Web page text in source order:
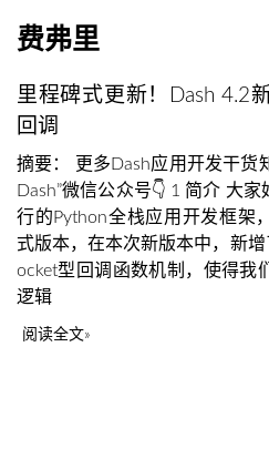
费弗里
里程碑式更新！Dash 4.2
回调
摘要： 更多Dash应用开发干货
Dash”微信公众号👇 1 简介 大
行的Python全栈应用开发框架
式版本，在本次新版本中，新
ocket型回调函数机制，使得我
逻辑
阅读全文